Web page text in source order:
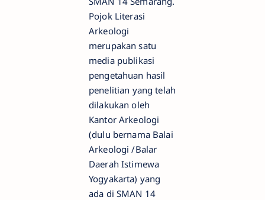
Pojok Literasi
Arkeologi
merupakan satu
media publikasi
pengetahuan hasil
penelitian yang telah
dilakukan oleh
Kantor Arkeologi
(dulu bernama Balai
Arkeologi /Balar
Daerah Istimewa
Yogyakarta) yang
ada di SMAN 14